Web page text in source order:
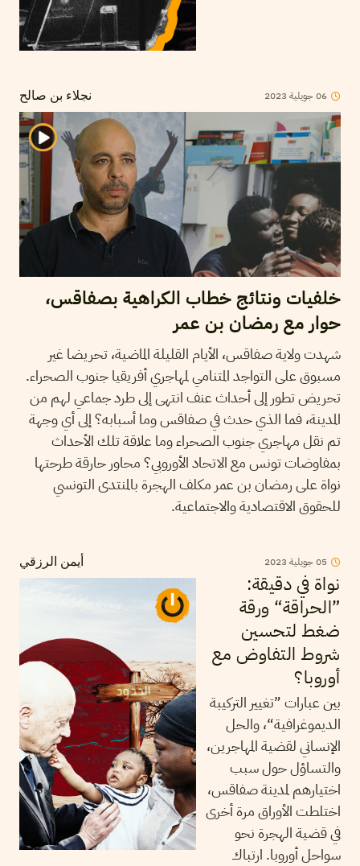
نجلاء بن صالح 06جويلية 2023
خلفيات ونتائج خطاب الكراهية بصفاقس،
حوار مع رمضان بن عمر
شهدت ولاية صفاقس، الأيام القليلة الماضية، تحريضا غير
مسبوق على التواجد المتنامي لمهاجري أفريقيا جنوب الصحراء.
تحريض تطور إلى أحداث عنف انتهى إلى طرد جماعي لهم من
المدينة، فما الذي حدث في صفاقس وما أسبابه؟ إلى أي وجهة
تم نقل مهاجري جنوب الصحراء وما علاقة تلك الأحداث
بمفاوضات تونس مع الاتحاد الأوروبي؟ محاور حارقة طرحتها
نواة على رمضان بن عمر مكلف الهجرة بالمنتدى التونسي
للحقوق الاقتصادية والاجتماعية.
أيمن الرزقي 05جويلية 2023
نواة في دقيقة:
”الحراقة“ ورقة
ضغط لتحسين
شروط التفاوض مع
أوروبا؟
بين عبارات ”تغيير التركيبة
الديموغرافية“، والحل
الإنساني لقضية المهاجرين،
والتساؤل حول سبب
اختيارهم لمدينة صفاقس،
اختلطت الأوراق مرة أخرى
في قضية الهجرة نحو
سواحل أوروبا. ارتباك